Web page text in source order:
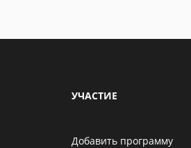
УЧАСТИЕ
Добавить программу